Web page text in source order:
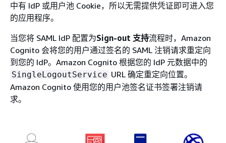
中有 IdP 或用户池 Cookie，所以无需提供凭证即可进入您
的应用程序。
当您将 SAML IdP 配置为Sign-out 支持流程时，Amazon
Cognito 会将您的用户通过签名的 SAML 注销请求重定向
到您的 IdP。Amazon Cognito 根据您的 IdP 元数据中的
SingleLogoutService URL 确定重定向位置。
Amazon Cognito 使用您的用户池签名证书签署注销请
求。